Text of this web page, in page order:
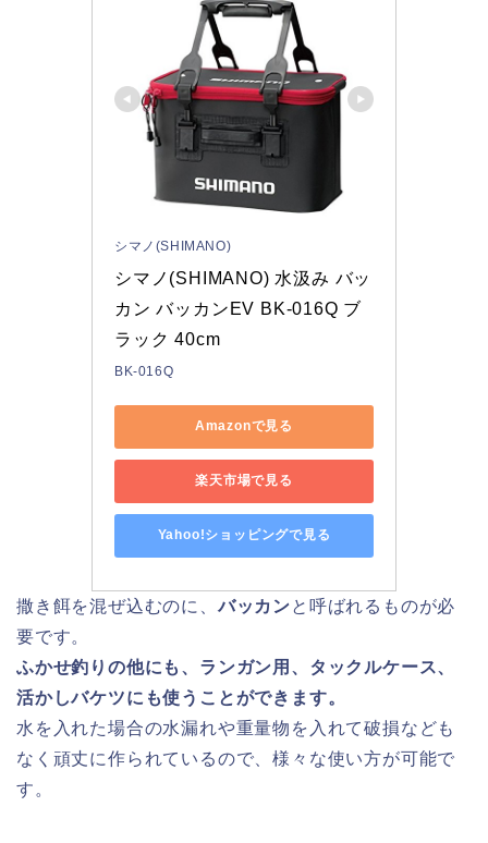
シマノ(SHIMANO)
シマノ(SHIMANO) 水汲み バッ
カン バッカンEV BK-016Q ブ
ラック 40cm
BK-016Q
Amazonで見る
楽天市場で見る
Yahoo!ショッピングで見る
撒き餌を混ぜ込むのに、バッカンと呼ばれるものが必
要です。
ふかせ釣りの他にも、ランガン用、タックルケース、
活かしバケツにも使うことができます。
水を入れた場合の水漏れや重量物を入れて破損なども
なく頑丈に作られているので、様々な使い方が可能で
す。